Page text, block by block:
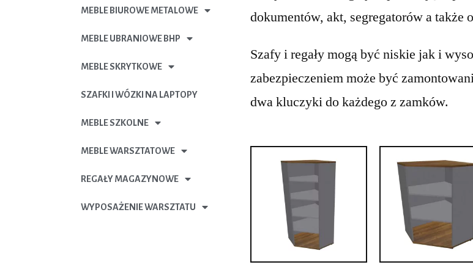
MEBLE BIUROWE METALOWE
MEBLE UBRANIOWE BHP
MEBLE SKRYTKOWE
SZAFKI I WÓZKI NA LAPTOPY
MEBLE SZKOLNE
MEBLE WARSZTATOWE
REGAŁY MAGAZYNOWE
WYPOSAŻENIE WARSZTATU
dokumentów, akt, segregatorów a także
Szafy i regały mogą być niskie jak i
zabezpieczeniem może być
dwa kluczyki do każdego z zamków.